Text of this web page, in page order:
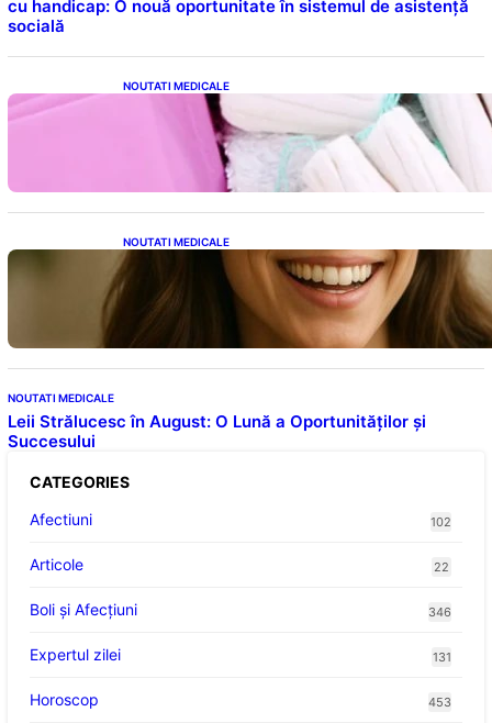
cu handicap: O nouă oportunitate în sistemul de asistență
socială
NOUTATI MEDICALE
Tampoanele menstruale: O analiză profundă
a riscurilor legate de metale toxice
NOUTATI MEDICALE
Ceaiul – Băutura care protejează inima:
Descoperiri recente despre beneficiile
consumului zilnic
NOUTATI MEDICALE
Leii Strălucesc în August: O Lună a Oportunităților și
Succesului
CATEGORIES
Afectiuni
102
Articole 22
Boli și Afecțiuni 346
Expertul zilei 131
Horoscop 453